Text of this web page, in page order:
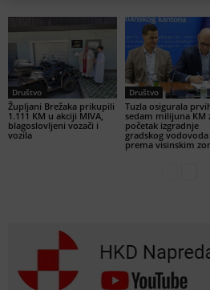
Društvo
Župljani Brežaka prikupili
1.111 KM u akciji MIVA,
blagoslovljeni vozači i
vozila
Društvo
Tuzla osigurala
sedam milijuna KM
početak izgradnje
gradskog vodovoda
prema visinskim